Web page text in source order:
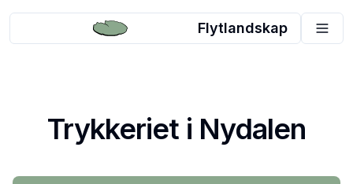
Flytlandskap
Trykkeriet i Nydalen